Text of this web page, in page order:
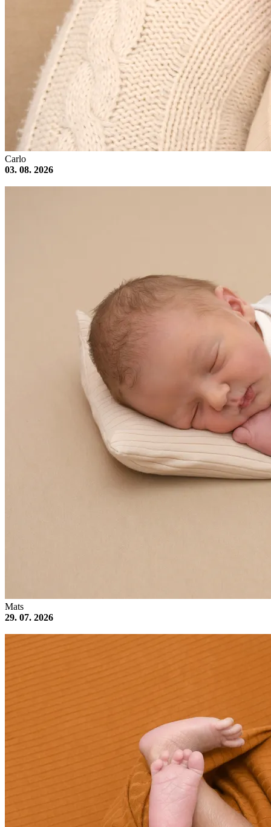
Carlo
03. 08. 2026
Mats
29. 07. 2026